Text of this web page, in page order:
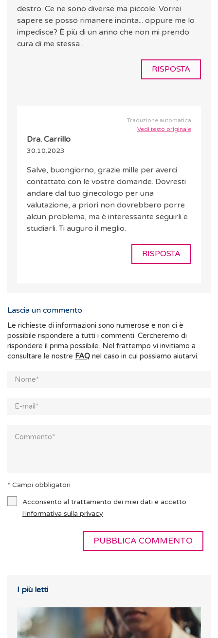
destro. Ce ne sono diverse ma piccole. Vorrei
sapere se posso rimanere incinta... oppure me lo
impedisce? È più di un anno che non mi prendo
cura di me stessa .
RISPOSTA
Traduzione automatica
Vedi testo originale
Dra. Carrillo
30.10.2023
Salve, buongiorno, grazie mille per averci
contattato con le vostre domande. Dovresti
andare dal tuo ginecologo per una
valutazione, a priori non dovrebbero porre
alcun problema, ma è interessante seguirli e
studiarli. Ti auguro il meglio.
RISPOSTA
Lascia un commento
Le richieste di informazioni sono numerose e non ci è
possibile rispondere a tutti i commenti. Cercheremo di
rispondere il prima possibile. Nel frattempo vi invitiamo a
consultare le nostre FAQ nel caso in cui possiamo aiutarvi.
* Campi obbligatori
Acconsento al trattamento dei miei dati e accetto
l’informativa sulla privacy
I più letti